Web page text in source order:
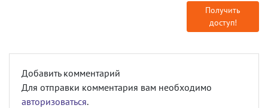
Получить
доступ!
Добавить комментарий
Для отправки комментария вам необходимо
авторизоваться.